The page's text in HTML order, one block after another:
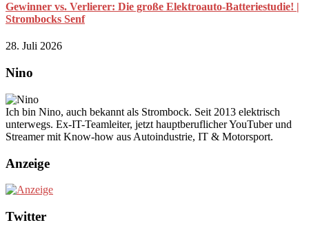
Gewinner vs. Verlierer: Die große Elektroauto-Batteriestudie! |
Strombocks Senf
28. Juli 2026
Nino
Ich bin Nino, auch bekannt als Strombock. Seit 2013 elektrisch
unterwegs. Ex-IT-Teamleiter, jetzt hauptberuflicher YouTuber und
Streamer mit Know-how aus Autoindustrie, IT & Motorsport.
Anzeige
Twitter